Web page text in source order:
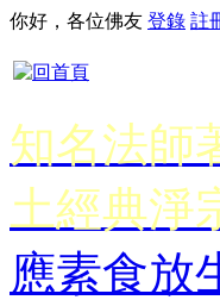
你好，各位佛友 登錄 註
知名法師
土經典淨
應素食放